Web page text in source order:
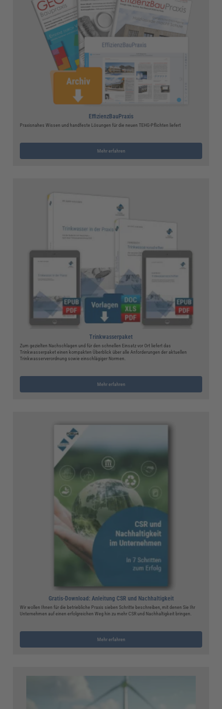
EffizienzBauPraxis
Praxisnahes Wissen und handfeste Lösungen für die neuen TEHG-Pflichten liefert
Mehr erfahren
Trinkwasserpaket
Zum gezielten Nachschlagen und für den schnellen Einsatz vor Ort liefert das
Trinkwasserpaket einen kompakten Überblick über alle Anforderungen der aktuellen
Trinkwasserverordnung sowie einschlägiger Normen.
Mehr erfahren
Gratis-Download: Anleitung CSR und Nachhaltigkeit
Wir wollen Ihnen für die betriebliche Praxis sieben Schritte beschreiben, mit denen Sie Ihr
Unternehmen auf einen erfolgreichen Weg hin zu mehr CSR und Nachhaltigkeit bringen.
Mehr erfahren